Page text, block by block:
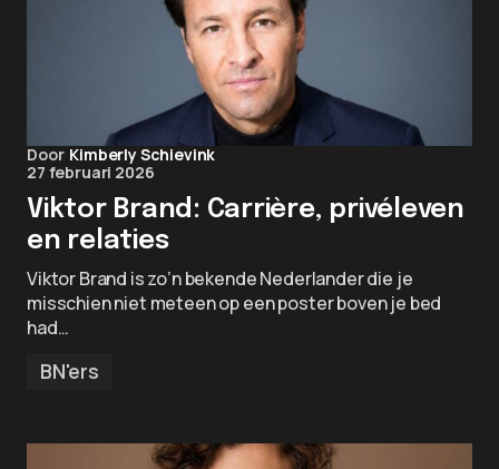
Door Kimberly Schievink
27 februari 2026
Viktor Brand: Carrière, privéleven
en relaties
Viktor Brand is zo’n bekende Nederlander die je
misschien niet meteen op een poster boven je bed
had…
BN'ers